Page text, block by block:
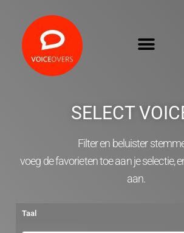
SELECT
Filter en beluister
voeg de favorieten toe aan je selectie,
aan.
Taal